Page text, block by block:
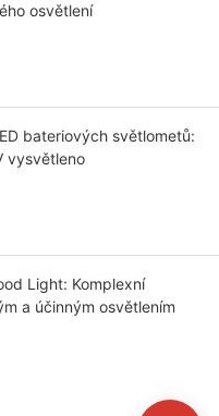
osvětlení
bateriových světlometů:
vysvětleno
Light: Komplexní
a účinným osvětlením